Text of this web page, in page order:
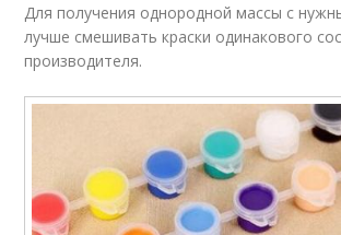
Для получения однородной массы с
лучше смешивать краски одинакового
производителя.